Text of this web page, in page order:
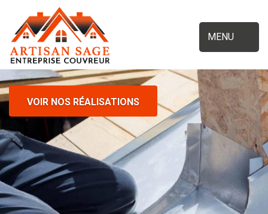
MENU
VOIR NOS RÉALISATIONS